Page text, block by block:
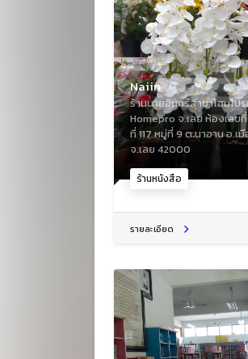
ร้านหนังสือ
Naiin
ร้านนายอินทร์สาขาโฮมโปร
Homepro จ.เลย ห้องเลข
ที่ 117 หมู่ที่ 9 ต.นาอาน อ.เมื
จ.เลย 42000
รายละเอียด